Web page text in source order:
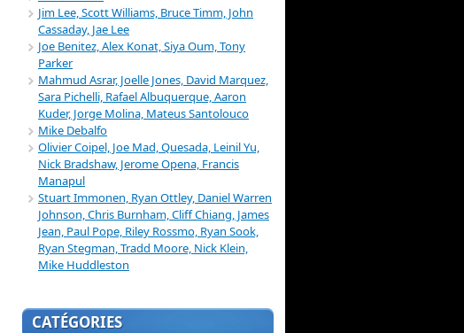
Jim Lee, Scott Williams, Bruce Timm, John
Cassaday, Jae Lee
Joe Benitez, Alex Konat, Siya Oum, Tony
Parker
Mahmud Asrar, Joelle Jones, David Marquez,
Sara Pichelli, Rafael Albuquerque, Aaron
Kuder, Jorge Molina, Mateus Santolouco
Mike Debalfo
Olivier Coipel, Joe Mad, Quesada, Leinil Yu,
Nick Bradshaw, Jerome Opena, Francis
Manapul
Stuart Immonen, Ryan Ottley, Daniel Warren
Johnson, Chris Burnham, Cliff Chiang, James
Jean, Paul Pope, Riley Rossmo, Ryan Sook,
Ryan Stegman, Tradd Moore, Nick Klein,
Mike Huddleston
CATÉGORIES